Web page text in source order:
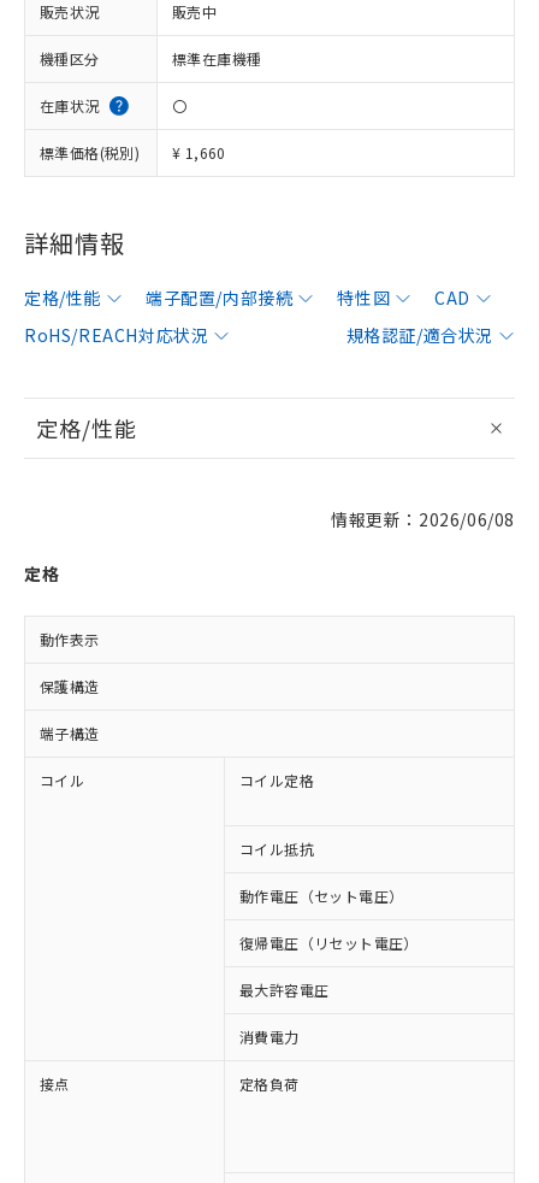
販売状況 販売中
機種区分 標準在庫機種
在庫状況 〇
標準価格(税別) ¥ 1,660
詳細情報
定格/性能 端子配置/内部接続 特性図
CAD
RoHS/REACH対応状況
規格認証/適合状況
定格/性能
情報更新：2026/06/08
定格
動作表示
保護構造
端子構造
コイル コイル定格
コイル抵抗
動作電圧（セット電圧）
復帰電圧（リセット電圧）
最大許容電圧
消費電力
接点 定格負荷